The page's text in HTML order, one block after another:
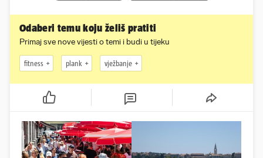
Odaberi temu koju želiš pratiti
Primaj sve nove vijesti o temi i budi u tijeku
fitness plank vježbanje